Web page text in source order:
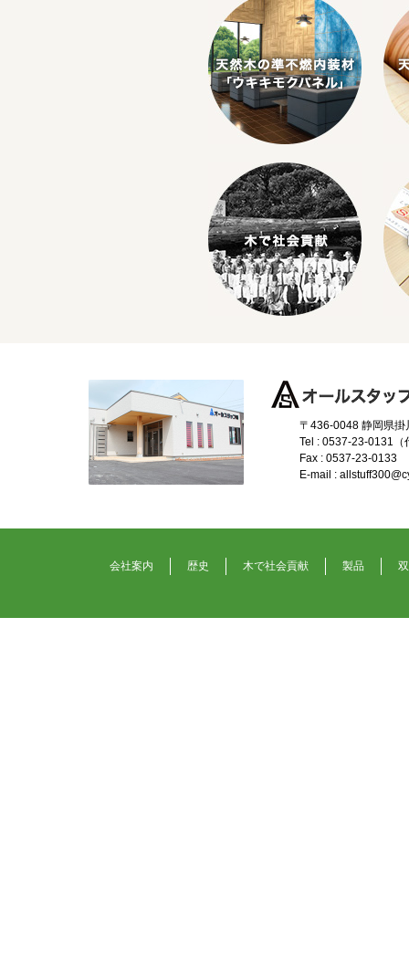
〒436-0048 静岡県掛
Tel : 0537-23-0131（
Fax : 0537-23-0133
E-mail :
会社案内 歴史 木で社会貢献 製品